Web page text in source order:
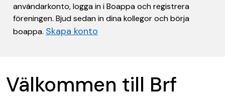
användarkonto, logga in i Boappa och registrera
föreningen. Bjud sedan in dina kollegor och börja
boappa. Skapa konto
Välkommen till Brf